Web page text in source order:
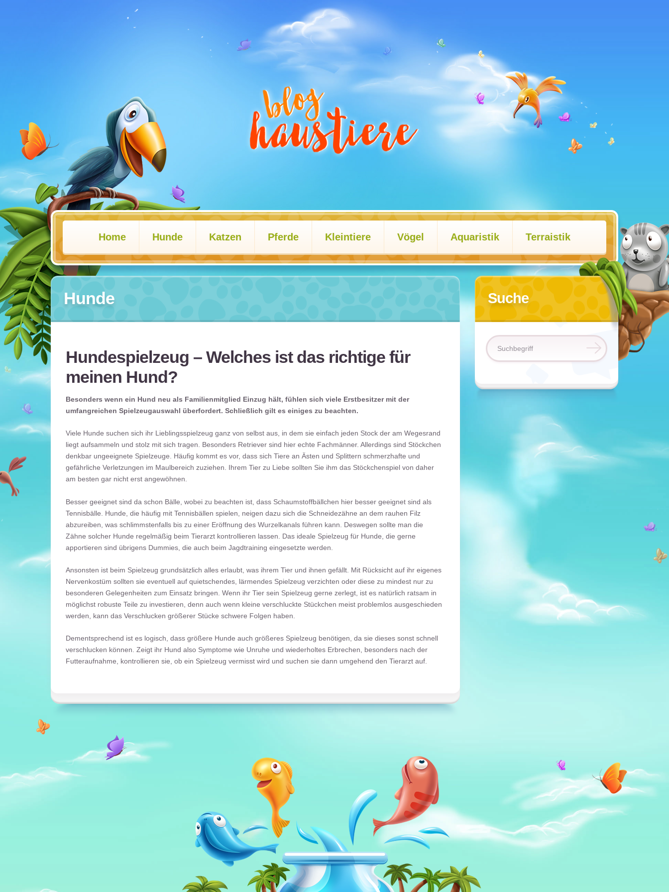
Home Hunde Katzen Pferde Kleintiere Vögel Aquaristik Terraistik
Hunde
Hundespielzeug – Welches ist das richtige für
meinen Hund?
Besonders wenn ein Hund neu als Familienmitglied Einzug hält, fühlen sich viele Erstbesitzer mit der
umfangreichen Spielzeugauswahl überfordert. Schließlich gilt es einiges zu beachten.
Viele Hunde suchen sich ihr Lieblingsspielzeug ganz von selbst aus, in dem sie einfach jeden Stock der am Wegesrand
liegt aufsammeln und stolz mit sich tragen. Besonders Retriever sind hier echte Fachmänner. Allerdings sind Stöckchen
denkbar ungeeignete Spielzeuge. Häufig kommt es vor, dass sich Tiere an Ästen und Splittern schmerzhafte und
gefährliche Verletzungen im Maulbereich zuziehen. Ihrem Tier zu Liebe sollten Sie ihm das Stöckchenspiel von daher
am besten gar nicht erst angewöhnen.
Besser geeignet sind da schon Bälle, wobei zu beachten ist, dass Schaumstoffbällchen hier besser geeignet sind als
Tennisbälle. Hunde, die häufig mit Tennisbällen spielen, neigen dazu sich die Schneidezähne an dem rauhen Filz
abzureiben, was schlimmstenfalls bis zu einer Eröffnung des Wurzelkanals führen kann. Deswegen sollte man die
Zähne solcher Hunde regelmäßig beim Tierarzt kontrollieren lassen. Das ideale Spielzeug für Hunde, die gerne
apportieren sind übrigens Dummies, die auch beim Jagdtraining eingesetzte werden.
Ansonsten ist beim Spielzeug grundsätzlich alles erlaubt, was ihrem Tier und ihnen gefällt. Mit Rücksicht auf ihr eigenes
Nervenkostüm sollten sie eventuell auf quietschendes, lärmendes Spielzeug verzichten oder diese zu mindest nur zu
besonderen Gelegenheiten zum Einsatz bringen. Wenn ihr Tier sein Spielzeug gerne zerlegt, ist es natürlich ratsam in
möglichst robuste Teile zu investieren, denn auch wenn kleine verschluckte Stückchen meist problemlos ausgeschieden
werden, kann das Verschlucken größerer Stücke schwere Folgen haben.
Dementsprechend ist es logisch, dass größere Hunde auch größeres Spielzeug benötigen, da sie dieses sonst schnell
verschlucken können. Zeigt ihr Hund also Symptome wie Unruhe und wiederholtes Erbrechen, besonders nach der
Futteraufnahme, kontrollieren sie, ob ein Spielzeug vermisst wird und suchen sie dann umgehend den Tierarzt auf.
Suche